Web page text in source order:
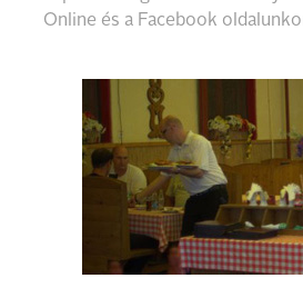
Online és a Facebook